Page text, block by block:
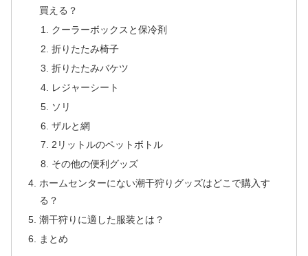
買える？
クーラーボックスと保冷剤
折りたたみ椅子
折りたたみバケツ
レジャーシート
ソリ
ザルと網
2リットルのペットボトル
その他の便利グッズ
ホームセンターにない潮干狩りグッズはどこで購入す
る？
潮干狩りに適した服装とは？
まとめ